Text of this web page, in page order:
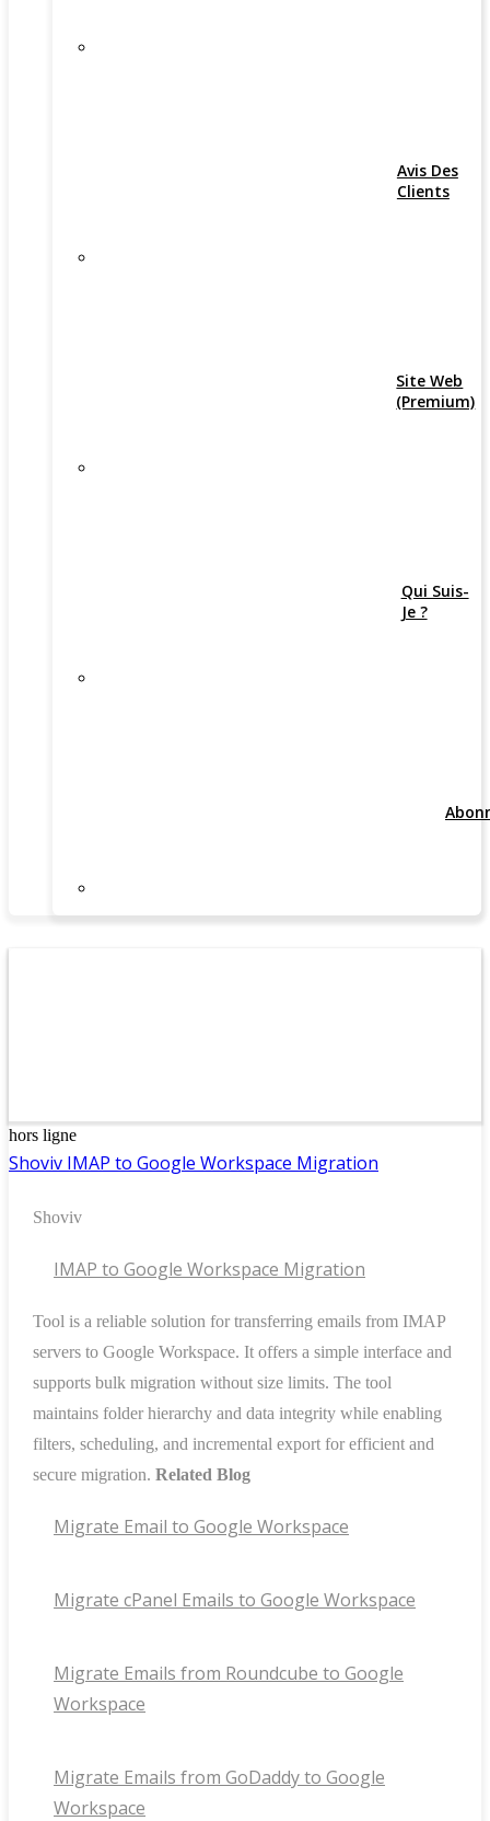
Avis Des
Clients
Site Web
(Premium)
Qui Suis-
Je ?
hors ligne
Shoviv IMAP to Google Workspace Migration
Shoviv
IMAP to Google Workspace Migration
Tool is a reliable solution for transferring emails from IMAP
servers to Google Workspace. It offers a simple interface and
supports bulk migration without size limits. The tool
maintains folder hierarchy and data integrity while enabling
filters, scheduling, and incremental export for efficient and
secure migration. Related Blog
Migrate Email to Google Workspace
Migrate cPanel Emails to Google Workspace
Migrate Emails from Roundcube to Google
Workspace
Migrate Emails from GoDaddy to Google
Workspace